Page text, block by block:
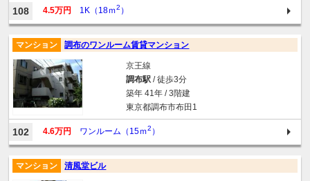
108 4.5万円 1K（18ｍ2 ）
マンション 調布のワンルーム賃貸マンション
京王線
調布駅/ 徒歩3分
築年 41年 / 3階建
東京都調布市布田1
102 4.6万円 ワンルーム（15ｍ2 ）
マンション 清風堂ビル